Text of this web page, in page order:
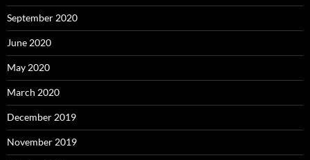
September 2020
June 2020
May 2020
March 2020
December 2019
November 2019